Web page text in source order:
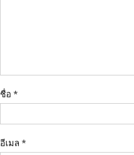
ชื่อ *
อีเมล *